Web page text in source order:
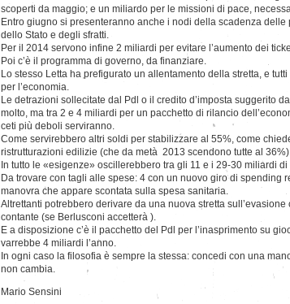
scoperti da maggio; e un miliardo per le missioni di pace,
Entro giugno si presenteranno anche i nodi della scadenza
dello Stato e degli sfratti.
Per il 2014 servono infine 2 miliardi per evitare l’aumento dei
Poi c’è il programma di governo, da finanziare.
Lo stesso Letta ha prefigurato un allentamento della stretta, e
per l’economia.
Le detrazioni sollecitate dal Pdl o il credito d’imposta suggerito
molto, ma tra 2 e 4 miliardi per un pacchetto di rilancio
ceti più deboli serviranno.
Come servirebbero altri soldi per stabilizzare al 55%, come
ristrutturazioni edilizie (che da metà 2013 scendono tutte al
In tutto le «esigenze» oscillerebbero tra gli 11 e i 29-30 miliardi di
Da trovare con tagli alle spese: 4 con un nuovo giro di spending
manovra che appare scontata sulla spesa sanitaria.
Altrettanti potrebbero derivare da una nuova stretta sull’evasione
contante (se Berlusconi accetterà ).
E a disposizione c’è il pacchetto del Pdl per l’inasprimento su
varrebbe 4 miliardi l’anno.
In ogni caso la filosofia è sempre la stessa: concedi con una
non cambia.
Mario Sensini